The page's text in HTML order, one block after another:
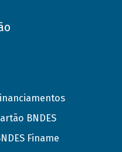
BNDES
Finame